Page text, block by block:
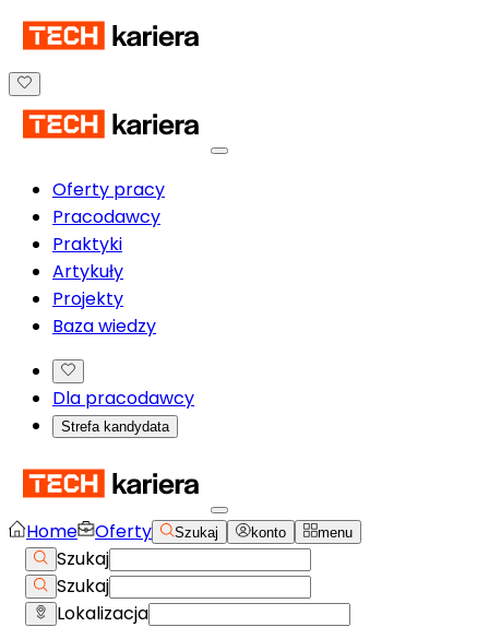
Oferty pracy
Pracodawcy
Praktyki
Artykuły
Projekty
Baza wiedzy
Dla pracodawcy
Strefa kandydata
Home Oferty Szukaj konto menu
Szukaj
Szukaj
Lokalizacja